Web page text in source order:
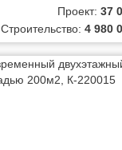
Проект: 37
Строительство: 4 980